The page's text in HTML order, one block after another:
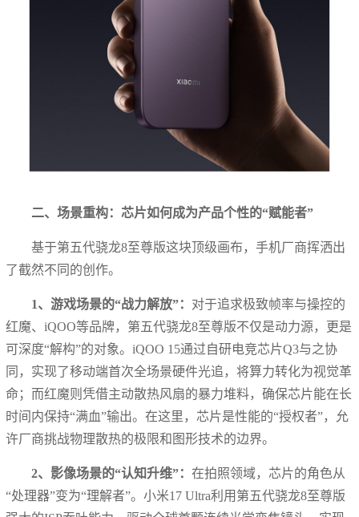
二、场景重构：芯片如何成为产品个性的“赋能者”
基于第五代骁龙8至尊版这块顶级画布，手机厂商挥洒出
了截然不同的创作。
1、游戏场景的“战力解放”： 对于追求极致帧率与操控的
红魔、iQOO等品牌，第五代骁龙8至尊版不仅是动力源，更是
可深度“解构”的对象。iQOO 15通过自研电竞芯片Q3与之协
同，实现了移动端首次全场景硬件光追，将算力转化为视觉革
命；而红魔则凭借主动散热风扇的暴力堆料，确保芯片能在长
时间内保持“满血”输出。在这里，芯片是性能的“授权者”，允
许厂商挑战物理散热的极限和图形技术的边界。
2、影像场景的“认知升维”：在拍照领域，芯片的角色从
“处理器”变为“理解者”。小米17 Ultra利用第五代骁龙8至尊版